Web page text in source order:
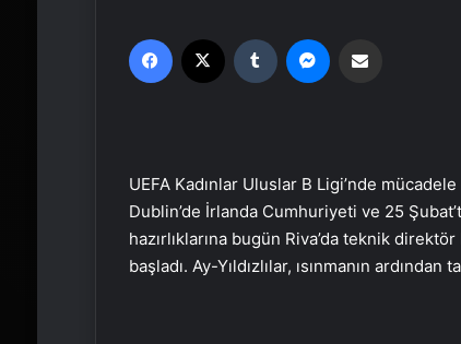
Facebook Tumblr
UEFA Kadınlar Uluslar B Ligi’nde
Dublin’de İrlanda Cumhuriyeti ve 25
hazırlıklarına bugün Riva’da teknik
başladı. Ay-Yıldızlılar, ısınmanın